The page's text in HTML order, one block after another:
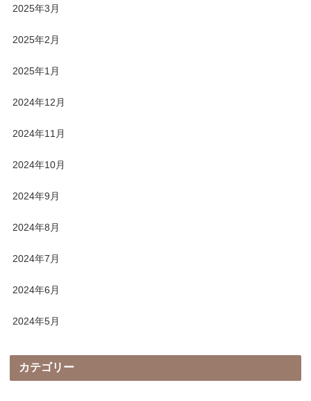
2025年3月
2025年2月
2025年1月
2024年12月
2024年11月
2024年10月
2024年9月
2024年8月
2024年7月
2024年6月
2024年5月
カテゴリー